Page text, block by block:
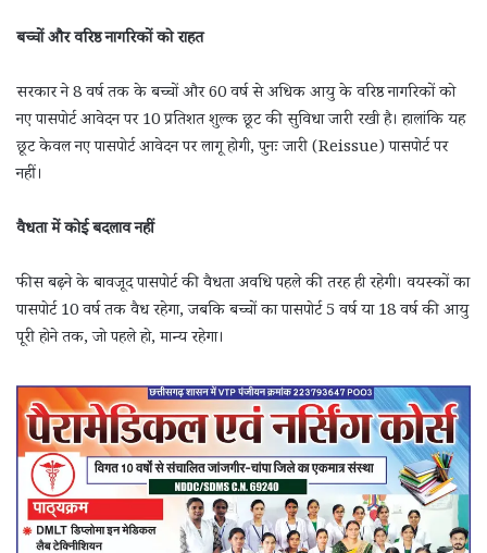
बच्चों और वरिष्ठ नागरिकों को राहत
सरकार ने 8 वर्ष तक के बच्चों और 60 वर्ष से अधिक आयु के वरिष्ठ नागरिकों को
नए पासपोर्ट आवेदन पर 10 प्रतिशत शुल्क छूट की सुविधा जारी रखी है। हालांकि यह
छूट केवल नए पासपोर्ट आवेदन पर लागू होगी, पुनः जारी (Reissue) पासपोर्ट पर
नहीं।
वैधता में कोई बदलाव नहीं
फीस बढ़ने के बावजूद पासपोर्ट की वैधता अवधि पहले की तरह ही रहेगी। वयस्कों का
पासपोर्ट 10 वर्ष तक वैध रहेगा, जबकि बच्चों का पासपोर्ट 5 वर्ष या 18 वर्ष की आयु
पूरी होने तक, जो पहले हो, मान्य रहेगा।